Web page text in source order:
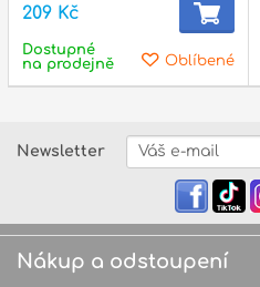
209 Kč
Oblíbené
Dostupné
na prodejně
Newsletter
Nákup a odstoupení